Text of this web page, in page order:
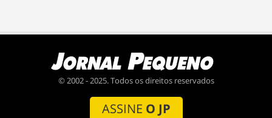
© 2002 - 2025. Todos os direitos reservados
ASSINE O JP